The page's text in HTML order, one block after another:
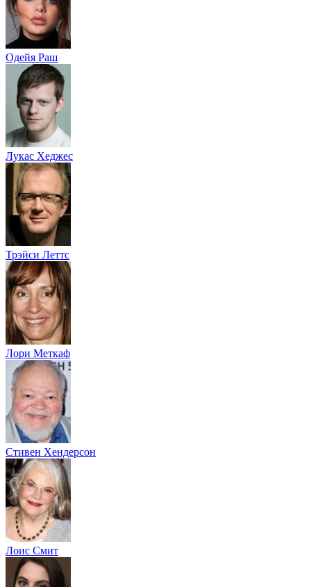
Одейя Раш
Лукас Хеджес
Трэйси Леттс
Лори Меткаф
Стивен Хендерсон
Лоис Смит